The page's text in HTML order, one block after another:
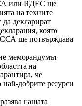
или ИДЕС ще
на техните
декларират
която
ще потвърждава
меморандумът
на
че
добрите ресурси
нашата